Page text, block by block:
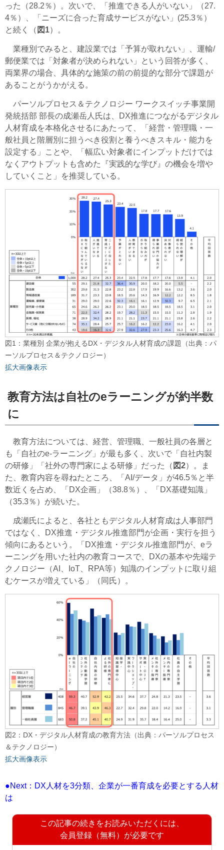
った（28.2％）。次いで、「推進できる人がいない」（27.
4％）、「ニーズに合った育成サービスがない」(25.3％）
と続く（ 図1）。
業種別でみると、建設業では「予算が取れない」、運輸/
郵便業では「対象者が決められない」という回答が多く、
両業界の場合、具体的な施策の前の前提的な部分で課題が
あることがうかがえる。
パーソルプロセス＆テクノロジー ワークスイッチ事業開
発統括部 部長の成瀬岳人氏は、DX推進につながるデジタル
人材育成を本格化させるにあたって、「経営・管理職・一
般社員と階層別に担うべき役割と養うべきスキル・能力を
設定する」ことや、「幅広い対象者にインプットだけでは
なくアウトプットも含めた『実践的な学び』の機会を増や
していくこと」を推奨している。
図1：業種別 企業が抱えるDX・デジタル人材育成の課題（出典：パ
ーソルプロセス＆テクノロジー）
拡大画像表示
教育方法は自社のeラーニングが約半数
に
教育方法については、経営、管理職、一般社員の各層と
も「自社のe-ラーニング」が最も多く、次いで「自社内製
の研修」「社外の専門家による研修」だった（ 図2）。ま
た、教育内容を尋ねたところ、「AI/データ」が46.5％と半
数近くを占め、「DX企画」（38.8％）、「DX基礎知識」
（35.3％）が続いた。
成瀬氏によると、各社ともデジタル人材育成は人事部門
ではなく、DX推進・デジタル推進部門が企画・実行を担う
傾向にあるという。「DX推進・デジタル推進部門が、eラ
ーニングを用いた社内の教育コースで、DXの基本や先端テ
クノロジー（AI、IoT、RPA等）知識のインプットに取り組
むケースが増えている」（同氏）。
図2：DX・デジタル人材育成の教育方法（出典：パーソルプロセス
＆テクノロジー）
拡大画像表示
●Next：DX人材を3分類、企業が一番育成を必要とする人材
は
この記事の続きをお読みいただくには、
会員登録（無料）が必要です